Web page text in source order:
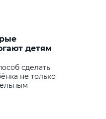
детям
сделать
не только